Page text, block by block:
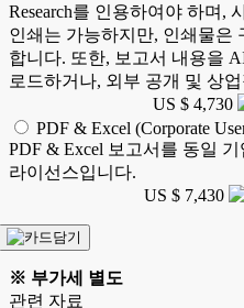
Research를 인용하여야 하며,
인쇄는 가능하지만, 인쇄물은
합니다. 또한, 보고서 내용을
로드하거나, 외부 공개 및 상
US $ 4,730
PDF & Excel (Corporate
PDF & Excel 보고서를 동일
라이선스입니다.
US $ 7,430
※ 부가세 별도
관련 자료